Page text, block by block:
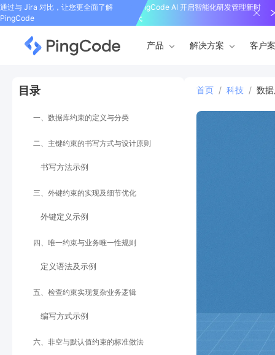
通过与 Jira 对比，让您更全面了解
PingCode
PingCode AI 开启智能化研发管理新时
代
产品 解决方案 客户
目录
一、数据库约束的定义与分类
二、主键约束的书写方式与设计原则
书写方法示例
三、外键约束的实现及细节优化
外键定义示例
四、唯一约束与业务唯一性规则
定义语法及示例
五、检查约束实现复杂业务逻辑
编写方式示例
六、非空与默认值约束的标准做法
首页 / 科技 / 数